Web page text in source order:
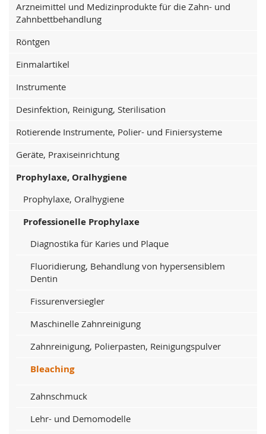
Arzneimittel und Medizinprodukte für die Zahn- und
Zahnbettbehandlung
Röntgen
Einmalartikel
Instrumente
Desinfektion, Reinigung, Sterilisation
Rotierende Instrumente, Polier- und Finiersysteme
Geräte, Praxiseinrichtung
Prophylaxe, Oralhygiene
Prophylaxe, Oralhygiene
Professionelle Prophylaxe
Diagnostika für Karies und Plaque
Fluoridierung, Behandlung von hypersensiblem
Dentin
Fissurenversiegler
Maschinelle Zahnreinigung
Zahnreinigung, Polierpasten, Reinigungspulver
Bleaching
Zahnschmuck
Lehr- und Demomodelle